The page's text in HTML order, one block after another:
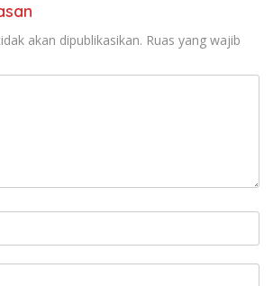
akan dipublikasikan. Ruas yang wajib